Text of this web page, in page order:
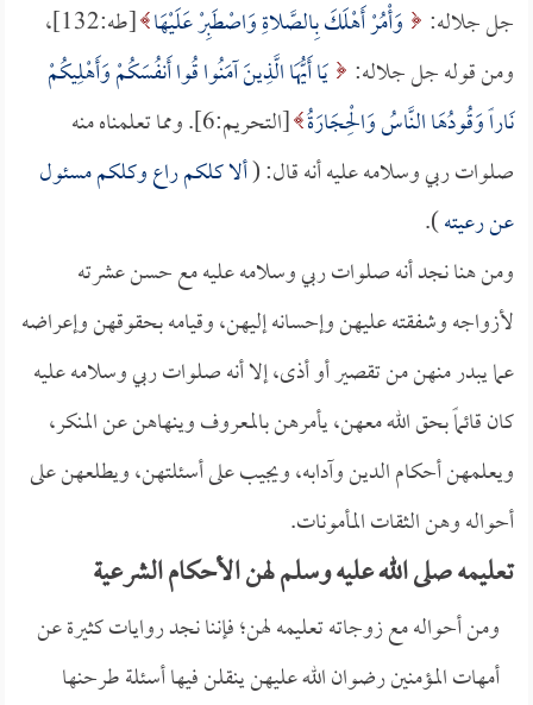
جل جلاله:
وَأْمُرْ أَهْلَكَ بِالصَّلاةِ وَاصْطَبِرْ عَلَيْهَا
[طه:132]،
ومن قوله جل جلاله: يَا أَيُّهَا الَّذِينَ آمَنُوا قُوا أَنفُسَكُمْ وَأَهْلِيكُمْ
نَاراً وَقُودُهَا النَّاسُ وَالْحِجَارَةُ
[التحريم:6]. ومما تعلمناه منه
صلوات ربي وسلامه عليه أنه قال: (ألا كلكم راع وكلكم مسئول
عن رعيته).
ومن هنا نجد أنه صلوات ربي وسلامه عليه مع حسن عشرته
لأزواجه وشفقته عليهن وإحسانه إليهن، وقيامه بحقوقهن وإعراضه
عما يبدر منهن من تقصير أو أذى، إلا أنه صلوات ربي وسلامه عليه
كان قائماً بحق الله معهن، يأمرهن بالمعروف وينهاهن عن المنكر،
ويعلمهن أحكام الدين وآدابه، ويجيب على أسئلتهن، ويطلعهن على
أحواله وهن الثقات المأمونات.
تعليمه صلى الله عليه وسلم لهن الأحكام الشرعية
ومن أحواله مع زوجاته تعليمه لهن؛ فإننا نجد روايات كثيرة عن
أمهات المؤمنين رضوان الله عليهن ينقلن فيها أسئلة طرحنها